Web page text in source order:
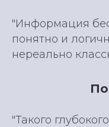
"Информация
понятно и
нереально
"Такого